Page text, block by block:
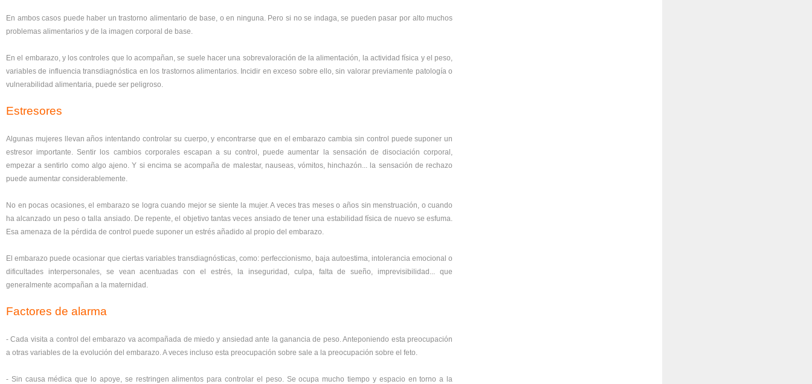
En ambos casos puede haber un trastorno alimentario de base, o en ninguna. Pero si no se indaga, se pueden pasar por alto muchos
problemas alimentarios y de la imagen corporal de base.
En el embarazo, y los controles que lo acompañan, se suele hacer una sobrevaloración de la alimentación, la actividad física y el peso,
variables de influencia transdiagnóstica en los trastornos alimentarios. Incidir en exceso sobre ello, sin valorar previamente patología o
vulnerabilidad alimentaria, puede ser peligroso.
Estresores
Algunas mujeres llevan años intentando controlar su cuerpo, y encontrarse que en el embarazo cambia sin control puede suponer un
estresor importante. Sentir los cambios corporales escapan a su control, puede aumentar la sensación de disociación corporal,
empezar a sentirlo como algo ajeno. Y si encima se acompaña de malestar, nauseas, vómitos, hinchazón... la sensación de rechazo
puede aumentar considerablemente.
No en pocas ocasiones, el embarazo se logra cuando mejor se siente la mujer. A veces tras meses o años sin menstruación, o cuando
ha alcanzado un peso o talla ansiado. De repente, el objetivo tantas veces ansiado de tener una estabilidad física de nuevo se esfuma.
Esa amenaza de la pérdida de control puede suponer un estrés añadido al propio del embarazo.
El embarazo puede ocasionar que ciertas variables transdiagnósticas, como: perfeccionismo, baja autoestima, intolerancia emocional o
dificultades interpersonales, se vean acentuadas con el estrés, la inseguridad, culpa, falta de sueño, imprevisibilidad... que
generalmente acompañan a la maternidad.
Factores de alarma
- Cada visita a control del embarazo va acompañada de miedo y ansiedad ante la ganancia de peso. Anteponiendo esta preocupación
a otras variables de la evolución del embarazo. A veces incluso esta preocupación sobre sale a la preocupación sobre el feto.
- Sin causa médica que lo apoye, se restringen alimentos para controlar el peso. Se ocupa mucho tiempo y espacio en torno a la